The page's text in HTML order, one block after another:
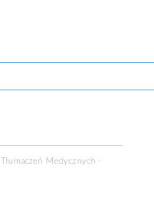
Medycznych -